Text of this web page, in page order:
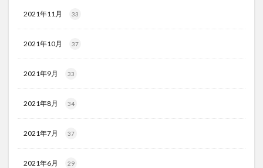
2021年11月 33
2021年10月 37
2021年9月 33
2021年8月 34
2021年7月 37
2021年6月 29